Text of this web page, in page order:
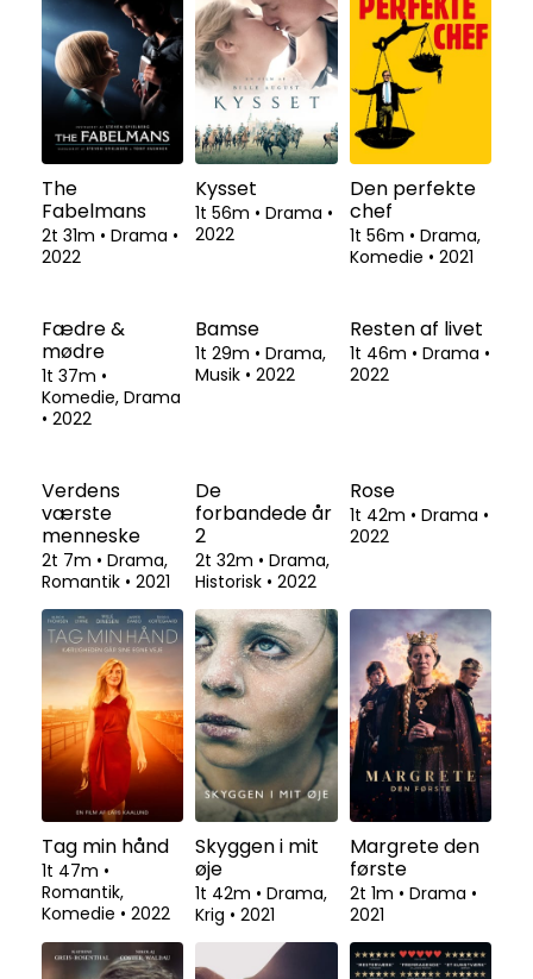
The
Fabelmans
2t 31m • Drama •
2022
Kysset
1t 56m • Drama •
2022
Den perfekte
chef
1t 56m • Drama,
Komedie • 2021
Fædre &
mødre
1t 37m •
Komedie, Drama
• 2022
Bamse
1t 29m
Musik• 2022
Resten af livet
1t 46m • Drama •
2022
Verdens
værste
menneske
2t 7m• Drama,
Romantik• 2021
De
forbandede år
2
2t 32m• Drama,
Historisk• 2022
Rose
1t 42m• Drama•
2022